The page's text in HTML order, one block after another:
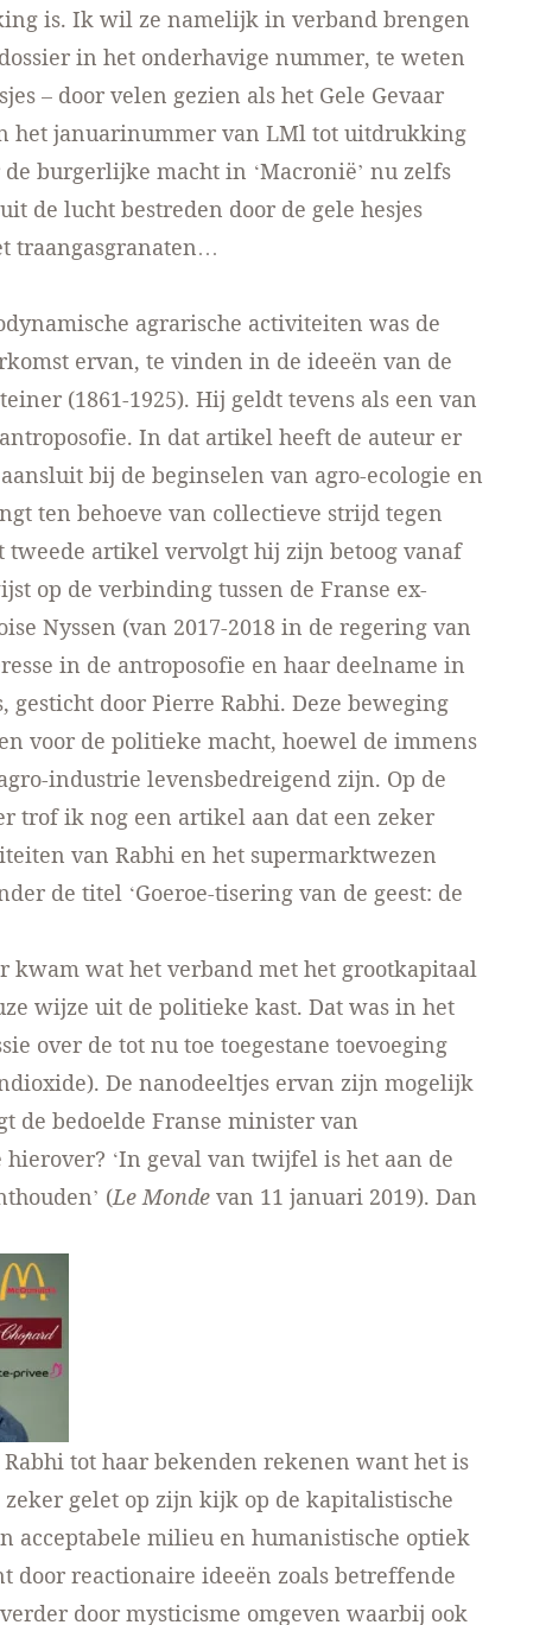
is. Ik wil ze namelijk in verband brengen
in het onderhavige nummer, te weten
– door velen gezien als het Gele Gevaar
het januarinummer van LMl tot uitdrukking
burgerlijke macht in ‘Macronië’ nu zelfs
de lucht bestreden door de gele hesjes
traangasgranaten…
agrarische activiteiten was de
ervan, te vinden in de ideeën van de
(1861-1925). Hij geldt tevens als een van
In dat artikel heeft de auteur er
bij de beginselen van agro-ecologie en
ten behoeve van collectieve strijd tegen
tweede artikel vervolgt hij zijn betoog vanaf
op de verbinding tussen de Franse ex-
Nyssen (van 2017-2018 in de regering van
in de antroposofie en haar deelname in
gesticht door Pierre Rabhi. Deze beweging
voor de politieke macht, hoewel de immens
industrie levensbedreigend zijn. Op de
trof ik nog een artikel aan dat een zeker
van Rabhi en het supermarktwezen
de titel ‘Goeroe-tisering van de geest: de
kwam wat het verband met het grootkapitaal
wijze uit de politieke kast. Dat was in het
over de tot nu toe toegestane toevoeging
De nanodeeltjes ervan zijn mogelijk
de bedoelde Franse minister van
‘In geval van twijfel is het aan de
(Le Monde van 11 januari 2019). Dan
tot haar bekenden rekenen want het is
gelet op zijn kijk op de kapitalistische
acceptabele milieu en humanistische optiek
door reactionaire ideeën zoals betreffende
door mysticisme omgeven waarbij ook